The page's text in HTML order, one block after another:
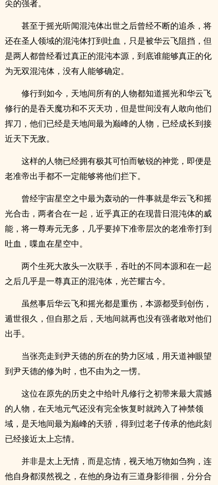
尖的强者。
甚至于摇光听闻混沌体出世之后曾经不断的追杀，将
还在圣人领域的混沌体打到吐血，只是被华云飞阻挡，但
是两人都曾经看过真正的混沌本源，到底谁能够真正的化
为无双混沌体，没有人能够确定。
修行到如今，天地间所有的人物都知道摇光和华云飞
修行的是吞天魔功和不灭天功，但是世间没有人敢向他们
挥刀，他们已经是天地间最为巅峰的人物，已经成长到接
近天下无敌。
这样的人物已经拥有极其可怕而敏锐的神觉，即便是
老准帝出手都不一定能够将他们拦下。
曾经宇宙星空之中最为轰动的一件事就是华云飞和摇
光合击，两者合在一起，近乎真正的在现昔日混沌体的威
能，将一尊寿元无多，几乎要掉下准帝层次的老准帝打到
吐血，喋血在星空中。
两个生死大敌头一次联手，吞吐的不同本源和在一起
之后几乎是一尊真正的混沌体，光芒耀古今。
虽然事后华云飞和摇光都是重伤，本源都受到创伤，
遁世很久，但自那之后，天地间就再也没有强者敢对他们
出手。
当张亮走到尹天德的所在的势力区域，用天道神眼望
到尹天德的修为时，也不由为之一愣。
这位在原先的历史之中给叶凡修行之初带来最大震撼
的人物，在天地元气还没有完全恢复时就跨入了神禁领
域，是天地间最为巅峰的天骄，得到过老子传承的他此刻
已经接近太上忘情。
并非是太上无情，而是忘情，视天地万物如刍狗，连
他自身都漠然视之，在他的身边有三道身影徘徊，分分合